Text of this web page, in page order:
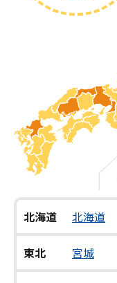
北海道 北海道
東北 宮城